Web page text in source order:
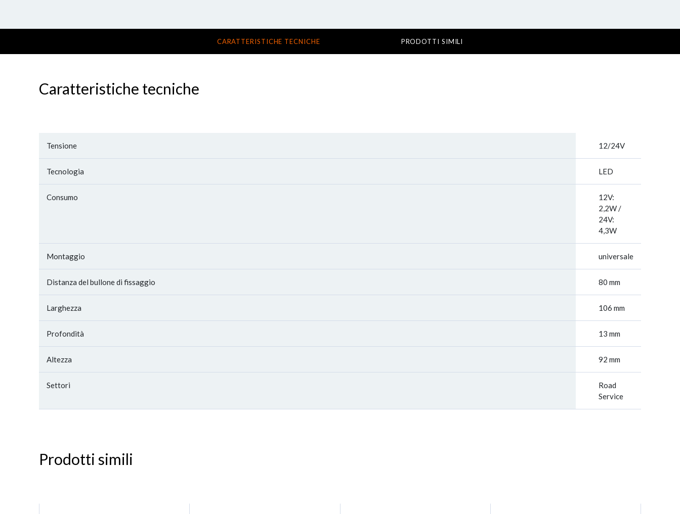
CARATTERISTICHE TECNICHE PRODOTTI SIMILI
Caratteristiche tecniche
Tensione 12/24V
Tecnologia LED
Consumo
12V:
2,2W /
24V:
4,3W
Montaggio universale
Distanza del bullone di fissaggio 80 mm
Larghezza 106 mm
Profondità 13 mm
Altezza 92 mm
Settori
Road
Service
Prodotti simili